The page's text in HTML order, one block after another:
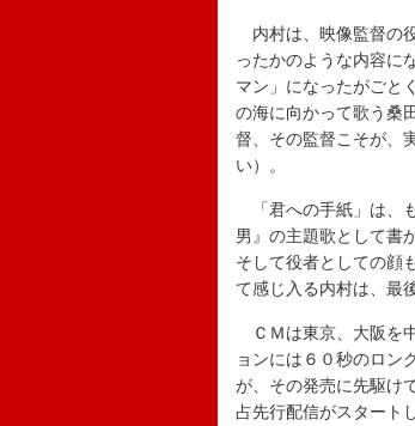
内村は、映像監督の
ったかのような内容に
マン」になったがごと
の海に向かって歌う桑
督、その監督こそが、
い）。
「君への手紙」は、
男』の主題歌として書
そして役者としての顔
て感じ入る内村は、最
ＣＭは東京、大阪を
ョンには６０秒のロン
が、その発売に先駆け
占先行配信がスタート